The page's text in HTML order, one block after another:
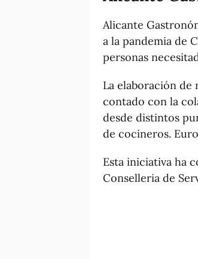
Alicante
a la pandemia de
personas
La elaboración de
contado con la
desde distintos
de cocineros.
Esta iniciativa ha
Conselleria de